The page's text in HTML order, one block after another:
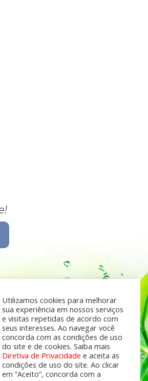
Utilizamos cookies para melhorar
sua experiência em nossos serviços
e visitas repetidas de acordo com
seus interesses. Ao navegar você
concorda com as condições de uso
do site e de cookies. Saiba mais
Diretiva de Privacidade e aceita as
condições de uso do site. Ao clicar
em “Aceito”, concorda com a